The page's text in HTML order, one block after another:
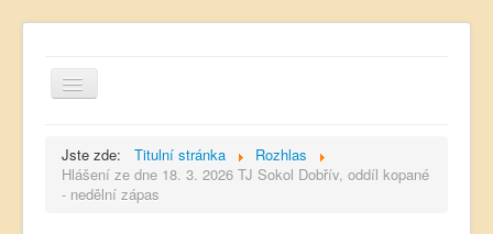
Jste zde: Titulní stránka
Rozhlas
Hlášení ze dne 18. 3. 2026 TJ Sokol Dobřív, oddíl kopané
- nedělní zápas